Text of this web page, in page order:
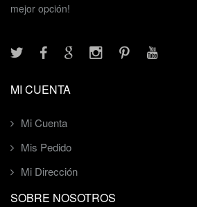
mejor opción!
MI CUENTA
Mi Cuenta
Mis Pedido
Mi Dirección
SOBRE NOSOTROS